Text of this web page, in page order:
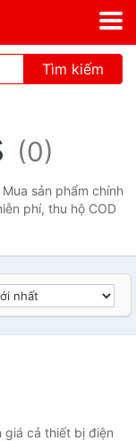
Tìm kiếm
(0)
sản phẩm chính
phí, thu hộ COD
giá cả thiết bị điện